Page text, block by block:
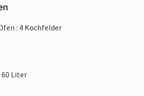
: 4 Kochfelder
Liter